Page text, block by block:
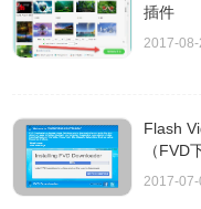
插件
2017-08-
Flash
（FVD
2017-07-